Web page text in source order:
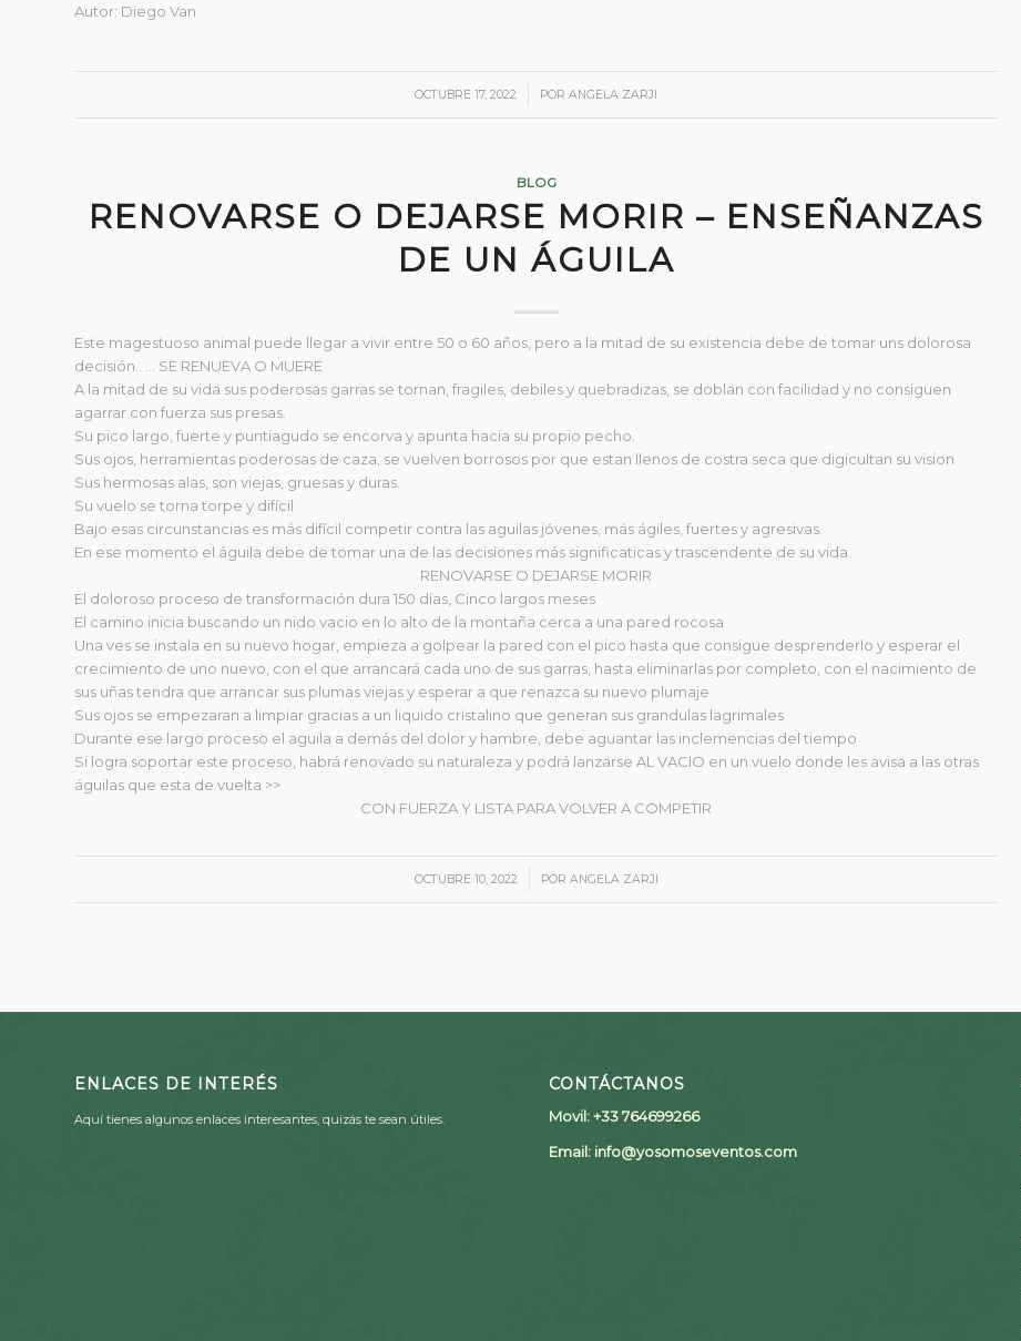
Autor: Diego Van
OCTUBRE 17, 2022
/ PORANGELA ZARJI
BLOG
RENOVARSE O DEJARSE MORIR – ENSEÑANZAS
DE UN ÁGUILA
Este magestuoso animal puede llegar a vivir entre 50 o 60 años, pero a la mitad de su existencia debe de tomar uns dolorosa
decisión.. … SE RENUEVA O MUERE
A la mitad de su vida sus poderosas garras se tornan, fragiles, debiles y quebradizas, se doblan con facilidad y no consiguen
agarrar con fuerza sus presas.
Su pico largo, fuerte y puntiagudo se encorva y apunta hacia su propio pecho.
Sus ojos, herramientas poderosas de caza, se vuelven borrosos por que estan llenos de costra seca que digicultan su vision
Sus hermosas alas, son viejas, gruesas y duras.
Su vuelo se torna torpe y difícil
Bajo esas circunstancias es más difícil competir contra las aguilas jóvenes, más ágiles, fuertes y agresivas.
En ese momento el águila debe de tomar una de las decisiones más significaticas y trascendente de su vida.
RENOVARSE O DEJARSE MORIR
El doloroso proceso de transformación dura 150 días, Cinco largos meses
El camino inicia buscando un nido vacio en lo alto de la montaña cerca a una pared rocosa
Una ves se instala en su nuevo hogar, empieza a golpear la pared con el pico hasta que consigue desprenderlo y esperar el
crecimiento de uno nuevo, con el que arrancará cada uno de sus garras, hasta eliminarlas por completo, con el nacimiento de
sus uñas tendra que arrancar sus plumas viejas y esperar a que renazca su nuevo plumaje
Sus ojos se empezaran a limpiar gracias a un liquido cristalino que generan sus grandulas lagrimales
Durante ese largo proceso el aguila a demás del dolor y hambre, debe aguantar las inclemencias del tiempo
Si logra soportar este proceso, habrá renovado su naturaleza y podrá lanzarse AL VACIO en un vuelo donde les avisa a las otras
águilas que esta de vuelta >>
CON FUERZA Y LISTA PARA VOLVER A COMPETIR
OCTUBRE 10, 2022
/ POR ANGELA ZARJI
ENLACES DE INTERÉS
Aquí tienes algunos enlaces interesantes, quizás te sean útiles.
CONTÁCTANOS
Movil: +33 764699266
Email: info@yosomoseventos.com